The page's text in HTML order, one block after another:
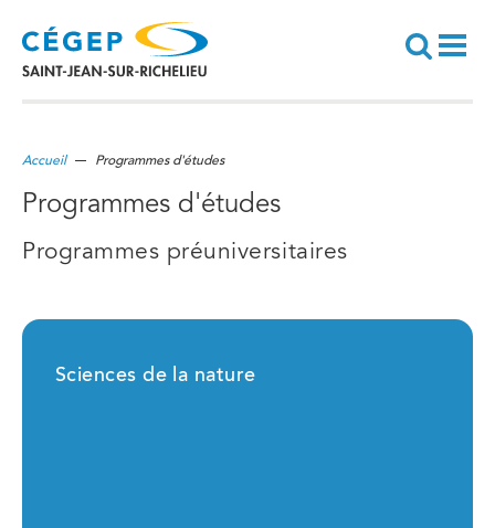
contenu
principal
Recherche
Accueil Programmes d'études
Programmes d'études
Programmes préuniversitaires
Sciences de la nature